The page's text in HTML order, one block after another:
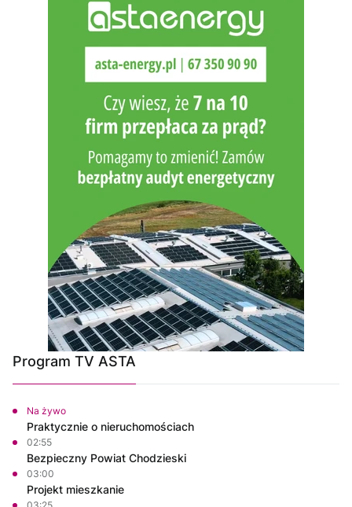
Program TV ASTA
Na żywo
Praktycznie o nieruchomościach
02:55
Bezpieczny Powiat Chodzieski
03:00
Projekt mieszkanie